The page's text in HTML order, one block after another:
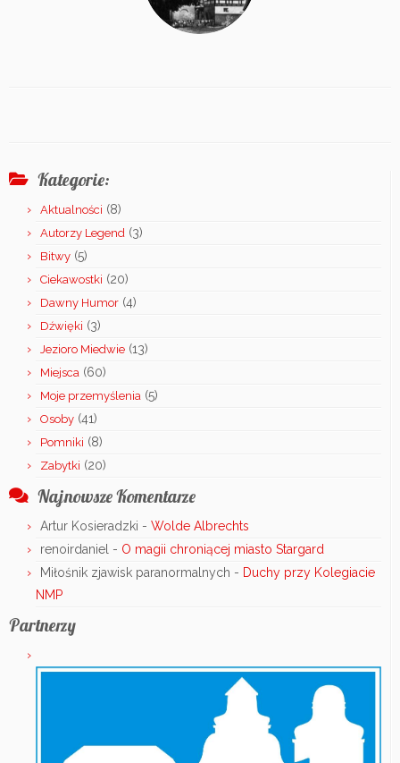
Kategorie:
Aktualności (8)
Autorzy Legend (3)
Bitwy (5)
Ciekawostki (20)
Dawny Humor (4)
Dźwięki (3)
Jezioro Miedwie (13)
Miejsca (60)
Moje przemyślenia (5)
Osoby (41)
Pomniki (8)
Zabytki (20)
Najnowsze Komentarze
Artur Kosieradzki - Wolde Albrechts
renoirdaniel - O magii chroniącej miasto Stargard
Miłośnik zjawisk paranormalnych - Duchy przy Kolegiacie
NMP
Partnerzy